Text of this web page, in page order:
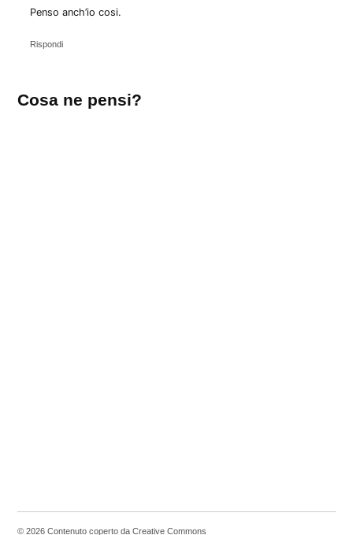
Penso anch’io cosi.
Rispondi
un
Cosa ne pensi?
© 2026 Contenuto coperto da Creative Commons